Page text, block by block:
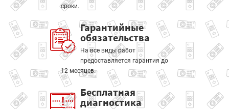
сроки.
Гарантийные
обязательства
На все виды работ
предоставляется гарантия до
12 месяцев.
Бесплатная
диагностика